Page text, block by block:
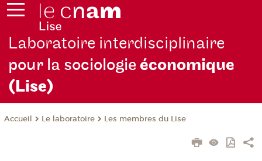
Laboratoire interdisciplinaire
pour la sociologieéconomique
(Lise)
Accueil Le laboratoire Les membres du Lise